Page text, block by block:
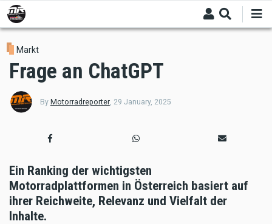
Skip
to
main
content
Markt
Frage an ChatGPT
By Motorradreporter, 29 January, 2025
Ein Ranking der wichtigsten
Motorradplattformen in Österreich basiert auf
ihrer Reichweite, Relevanz und Vielfalt der
Inhalte.